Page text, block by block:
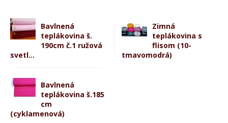
Bavlnená
teplákovina š.
190cm č.1 ružová
svetl...
Zimná
teplákovina s
flisom (10-
tmavomodrá)
Bavlnená
teplákovina š.185
cm
(cyklamenová)